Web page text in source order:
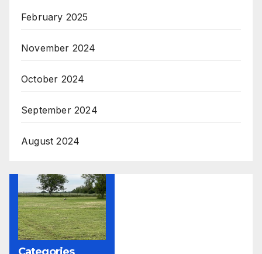
February 2025
November 2024
October 2024
September 2024
August 2024